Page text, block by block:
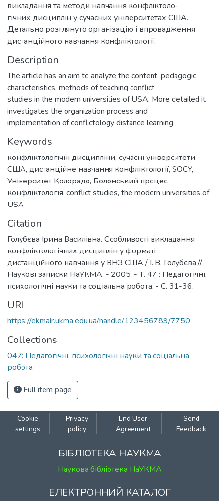
викладання та методи навчання конфліктоло-
гічних дисциплін у сучасних університетах США.
Детально розглянуто організацію і впровадження
дистанційного навчання конфліктології.
Description
The article has an aim to analyze the content, pedagogic
characteristics, methods of teaching conflict
studies in the modern universities of USA. More detailed it
investigates the organization process and
implementation of conflictology distance learning.
Keywords
конфліктологічні дисципліни, сучасні університети
США, дистанційне навчання конфліктології, SOCY,
Університет Колорадо, Болонський процес,
конфліктологія, conflict studies, the modern universities of
USA
Citation
Голубєва Ірина Василівна. Особливості викладання
конфліктологічних дисциплін у форматі
дистанційного навчання у ВНЗ США / І. В. Голубєва //
Наукові записки НаУКМА. - 2005. - Т. 47 : Педагогічні,
психологічні науки та соціальна робота. - С. 31-36.
URI
https://ekmair.ukma.edu.ua/handle/123456789/7750
Collections
047: Педагогічні, психологічні науки та соціальна
робота
Full item page
Cookie
settings
Privacy
policy
End User
Agreement
Send
Feedback
БІБЛІОТЕКА НАУКМА
Наукова бібліотека НаУКМА
ЕЛЕКТРОННИЙ КАТАЛОГ